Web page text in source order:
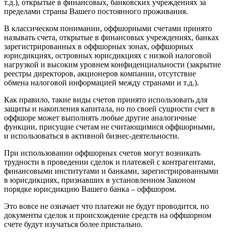
т.д.), открытые в финансовых, банковских учреждениях за
пределами страны Вашего постоянного проживания.
В классическом понимании, оффшорными счетами принято
называть счета, открытые в финансовых учреждениях, банках
зарегистрированных в оффшорных зонах, оффшорных
юрисдикциях, островных юрисдикциях с низкой налоговой
нагрузкой и высоким уровнем конфиденциальности (закрытие
реестры директоров, акционеров компании, отсутствие
обмена налоговой информацией между странами и т.д.).
Как правило, такие виды счетов принято использовать для
защиты и накопления капитала, но по своей сущности счет в
оффшоре может выполнять любые другие аналогичные
функции, присущие счетам не считающимися оффшорными,
и использоваться в активной бизнес-деятельности.
При использовании оффшорных счетов могут возникать
трудности в проведении сделок и платежей с контрагентами,
финансовыми институтами и банками, зарегистрированными
в юрисдикциях, признавших в установленном Законом
порядке юрисдикцию Вашего банка – оффшором.
Это вовсе не означает что платежи не будут проводится, но
документы сделок и происхождение средств на оффшорном
счете будут изучаться более пристально.